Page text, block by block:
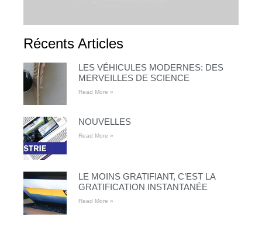
Récents Articles
LES VÉHICULES MODERNES: DES
MERVEILLES DE SCIENCE
Read More »
NOUVELLES
Read More »
LE MOINS GRATIFIANT, C’EST LA
GRATIFICATION INSTANTANÉE
Read More »